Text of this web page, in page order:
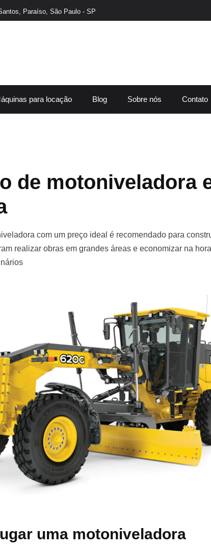
Paraíso, São Paulo - SP
para locação Blog Sobre nós Contato
de motoniveladora
com um preço ideal é recomendado para
realizar obras em grandes áreas e economizar na
uma motoniveladora